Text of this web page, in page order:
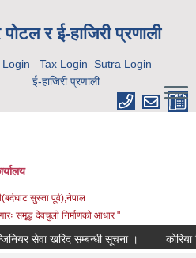
र ई-हाजिरी प्रणाली
Login Tax Login Sutra Login
ई-हाजिरी प्रणाली
सुस्ता पूर्व),नेपाल
समृद्ध देवचुली निर्माणको आधार "
सेवा खरिद सम्बन्धी सूचना । कोरिया